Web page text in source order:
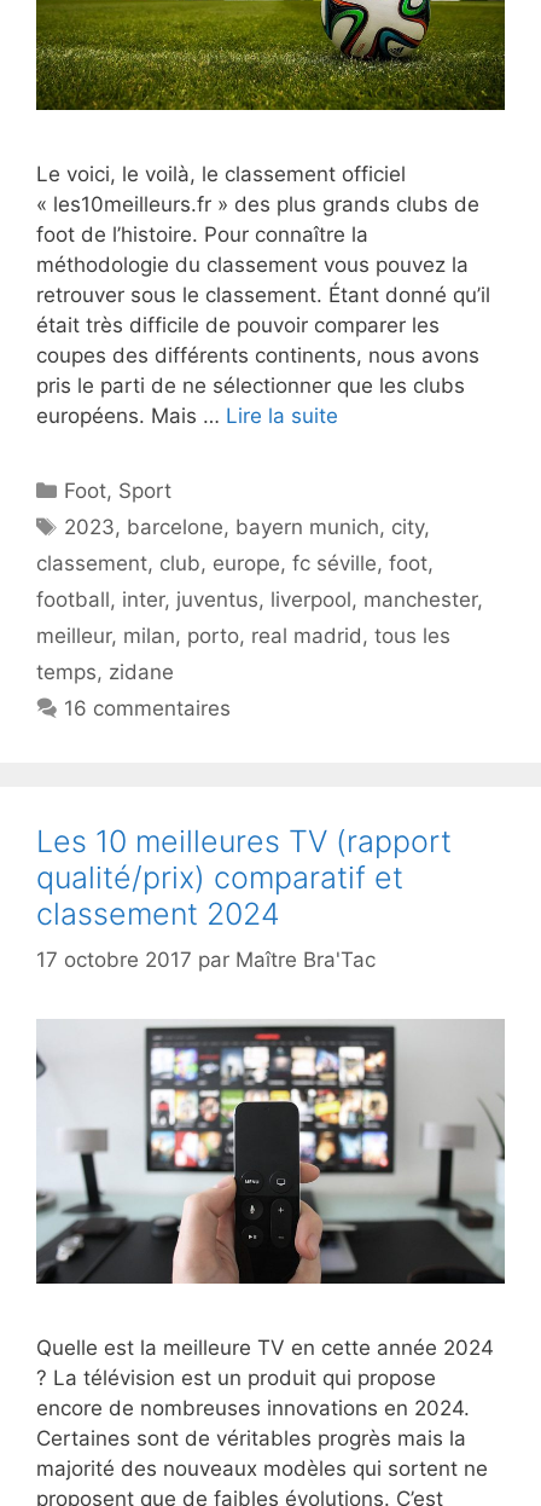
Le voici, le voilà, le classement officiel
« les10meilleurs.fr » des plus grands clubs de
foot de l’histoire. Pour connaître la
méthodologie du classement vous pouvez la
retrouver sous le classement. Étant donné qu’il
était très difficile de pouvoir comparer les
coupes des différents continents, nous avons
pris le parti de ne sélectionner que les clubs
européens. Mais … Lire la suite
Catégories
Foot, Sport
Étiquettes
2023, barcelone, bayern munich, city,
classement, club, europe, fc séville, foot,
football, inter, juventus, liverpool, manchester,
meilleur, milan, porto, real madrid , tous les
temps, zidane
16 commentaires
Les 10 meilleures TV (rapport
qualité/prix) comparatif et
classement 2024
17 octobre 2017 par Maître Bra'Tac
Quelle est la meilleure TV en cette année 2024
? La télévision est un produit qui propose
encore de nombreuses innovations en 2024.
Certaines sont de véritables progrès mais la
majorité des nouveaux modèles qui sortent ne
proposent que de faibles évolutions. C’est